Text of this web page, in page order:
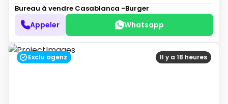
Bureau à vendre Casablanca -Burger
Appeler Whatsapp
Il y a 18 heures
Exclu agenz